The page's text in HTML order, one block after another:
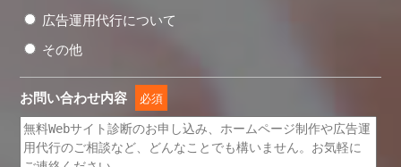
広告運用代行について
その他
お問い合わせ内容 必須